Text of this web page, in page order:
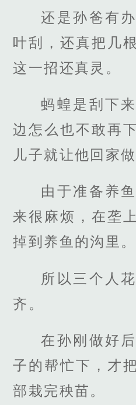
还是孙爸有
叶刮，还真把几
这一招还真灵。
蚂蝗是刮下
边怎么也不敢再
儿子就让他回家做
由于准备养
来很麻烦，在垄
掉到养鱼的沟里。
所以三个人
齐。
在孙刚做好
子的帮忙下，才
部栽完秧苗。